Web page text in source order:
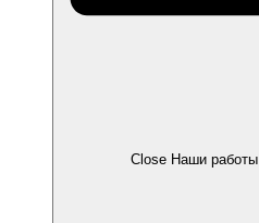
Close Наши работы